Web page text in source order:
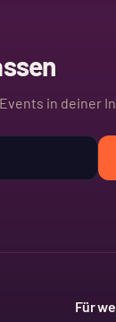
in deiner
Für